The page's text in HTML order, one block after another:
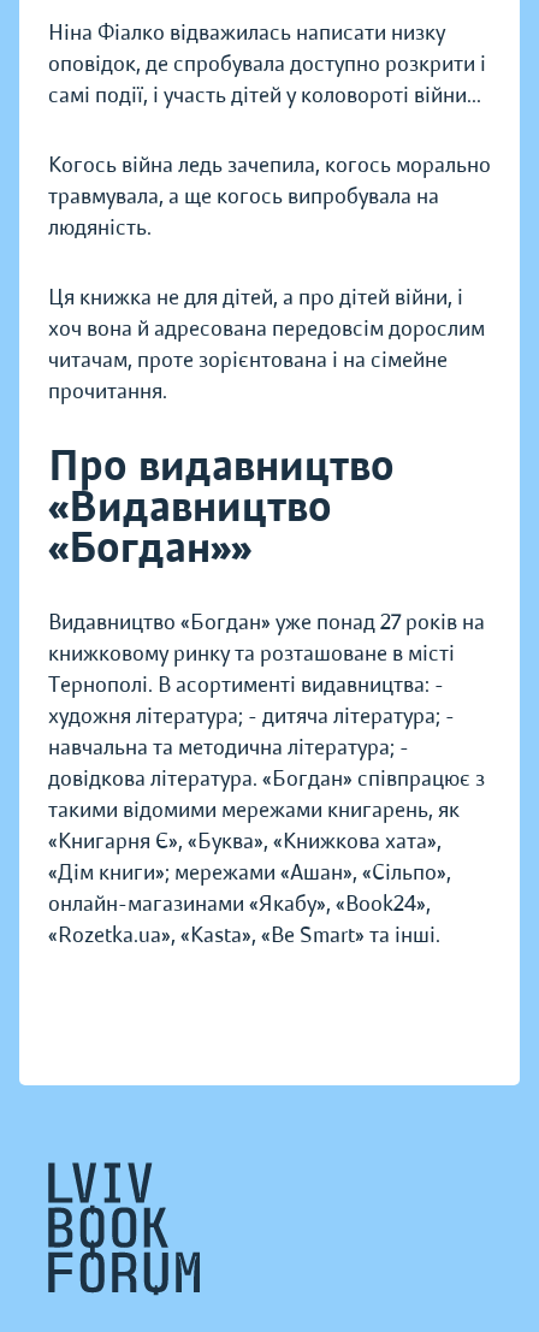
Ніна Фіалко відважилась написати низку
оповідок, де спробувала доступно розкрити і
самі події, і участь дітей у коловороті війни...
Когось війна ледь зачепила, когось морально
травмувала, а ще когось випробувала на
людяність.
Ця книжка не для дітей, а про дітей війни, і
хоч вона й адресована передовсім дорослим
читачам, проте зорієнтована і на сімейне
прочитання.
Про видавництво
«Видавництво
«Богдан»»
Видавництво «Богдан» уже понад 27 років на
книжковому ринку та розташоване в місті
Тернополі. В асортименті видавництва: -
художня література; - дитяча література; -
навчальна та методична література; -
довідкова література. «Богдан» співпрацює з
такими відомими мережами книгарень, як
«Книгарня Є», «Буква», «Книжкова хата»,
«Дім книги»; мережами «Ашан», «Сільпо»,
онлайн-магазинами «Якабу», «Book24»,
«Rozetka.ua», «Kasta», «Be Smart» та інші.